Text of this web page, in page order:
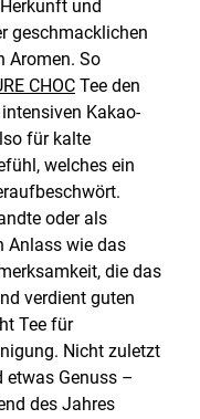
und
geschmacklichen
Aromen. So
CHOC Tee den
Kakao-
für kalte
welches ein
oder als
Anlass wie das
die das
verdient guten
Tee für
Nicht zuletzt
etwas Genuss –
des Jahres